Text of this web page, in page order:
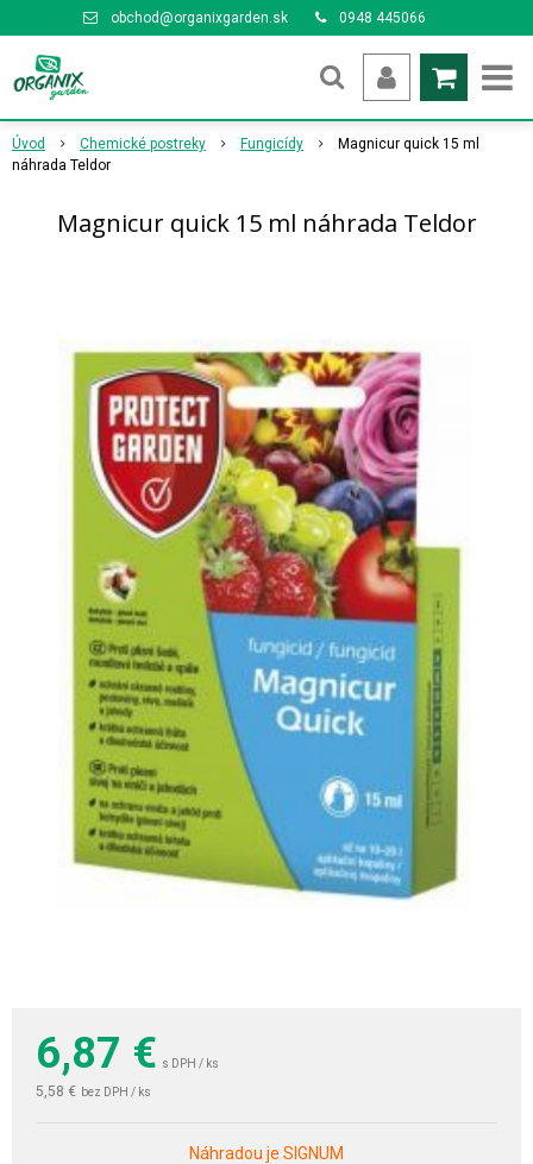
obchod@organixgarden.sk 0948 445066
Úvod Chemické postreky Fungicídy
Magnicur quick 15 ml
náhrada Teldor
Magnicur quick 15 ml náhrada Teldor
6,87 € s DPH / ks
5,58 € bez DPH / ks
Náhradou je SIGNUM